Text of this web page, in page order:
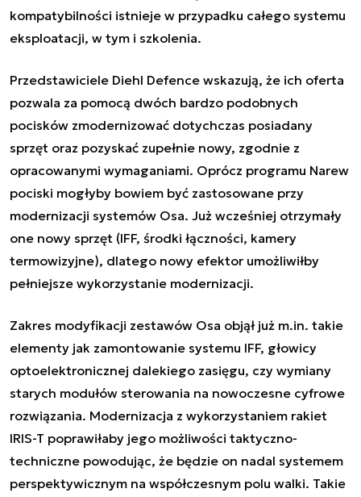
kompatybilności istnieje w przypadku całego systemu
eksploatacji, w tym i szkolenia.
Przedstawiciele Diehl Defence wskazują, że ich oferta
pozwala za pomocą dwóch bardzo podobnych
pocisków zmodernizować dotychczas posiadany
sprzęt oraz pozyskać zupełnie nowy, zgodnie z
opracowanymi wymaganiami. Oprócz programu Narew
pociski mogłyby bowiem być zastosowane przy
modernizacji systemów Osa. Już wcześniej otrzymały
one nowy sprzęt (IFF, środki łączności, kamery
termowizyjne), dlatego nowy efektor umożliwiłby
pełniejsze wykorzystanie modernizacji.
Zakres modyfikacji zestawów Osa objął już m.in. takie
elementy jak zamontowanie systemu IFF, głowicy
optoelektronicznej dalekiego zasięgu, czy wymiany
starych modułów sterowania na nowoczesne cyfrowe
rozwiązania. Modernizacja z wykorzystaniem rakiet
IRIS-T poprawiłaby jego możliwości taktyczno-
techniczne powodując, że będzie on nadal systemem
perspektywicznym na współczesnym polu walki. Takie